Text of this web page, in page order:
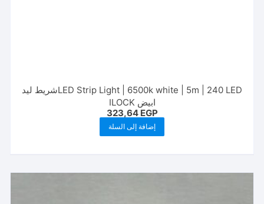
LED Strip Light | 6500k white | 5m | 240 LEDشريط ليد
ابيض ILOCK
323,64 EGP
إضافة إلى السلة